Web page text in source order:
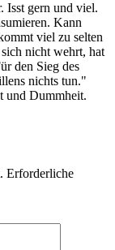
Isst gern und viel.
Kann
viel zu selten
nicht wehrt, hat
den Sieg des
nichts tun."
und Dummheit.
Erforderliche